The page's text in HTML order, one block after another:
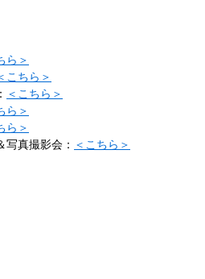
ら＞
こちら＞
＜こちら＞
ら＞
ら＞
真撮影会： ＜こちら＞